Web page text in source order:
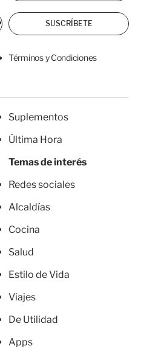
SUSCRÍBETE
Términos y Condiciones
Suplementos
Última Hora
Temas de interés
Redes sociales
Alcaldías
Cocina
Salud
Estilo de Vida
Viajes
De Utilidad
Apps